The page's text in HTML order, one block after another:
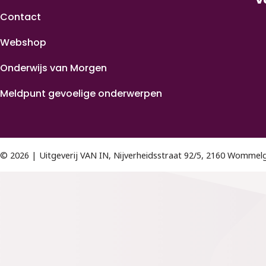
Contact
Webshop
Onderwijs van Morgen
Meldpunt gevoelige onderwerpen
© 2026 | Uitgeverij VAN IN, Nijverheidsstraat 92/5, 2160